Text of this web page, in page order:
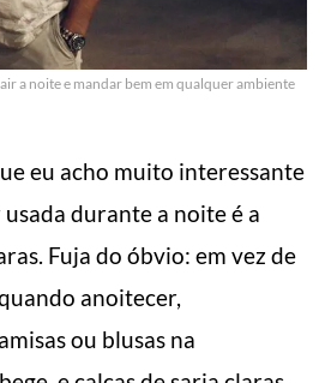
a noite e mandar bem em qualquer ambiente
eu acho muito interessante
durante a noite é a
Fuja do óbvio: em vez de
anoitecer,
ou blusas na